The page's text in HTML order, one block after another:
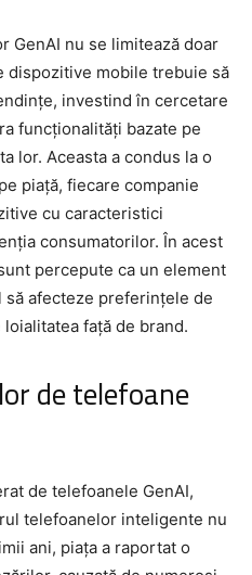
GenAI nu se limitează doar
dispozitive mobile trebuie să
investind în cercetare
funcționalități bazate pe
lor. Aceasta a condus la o
piață, fiecare companie
cu caracteristici
consumatorilor. În acest
percepute ca un element
afecteze preferințele de
față de brand.
de telefoane
de telefoanele GenAI,
telefoanelor inteligente nu
ani, piața a raportat o